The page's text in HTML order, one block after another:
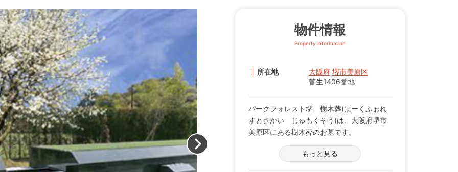
物件情報
Property information
所在地 大阪府 堺市美原区
菅生1406番地
パークフォレスト堺 樹木葬(ぱーくふぉれ
すとさかい じゅもくそう)は、大阪府堺市
美原区にある樹木葬のお墓です。
※全区画永代供養付
◇本格的な樹木葬
もっと見る